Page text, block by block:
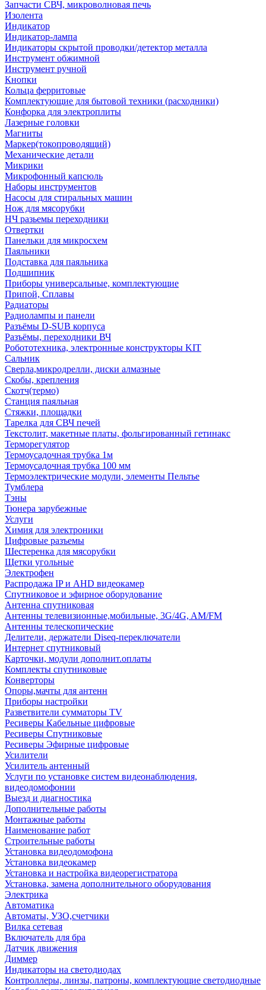
Запчасти СВЧ, микроволновая печь
Изолента
Индикатор
Индикатор-лампа
Индикаторы скрытой проводки/детектор металла
Инструмент обжимной
Инструмент ручной
Кнопки
Кольца ферритовые
Комплектующие для бытовой техники (расходники)
Конфорка для электроплиты
Лазерные головки
Магниты
Маркер(токопроводящий)
Механические детали
Микрики
Микрофонный капсюль
Наборы инструментов
Насосы для стиральных машин
Нож для мясорубки
НЧ разьемы переходники
Отвертки
Панельки для микросхем
Паяльники
Подставка для паяльника
Подшипник
Приборы универсальные, комплектующие
Припой, Сплавы
Радиаторы
Радиолампы и панели
Разъёмы D-SUB корпуса
Разъёмы, переходники ВЧ
Робототехника, электронные конструкторы KIT
Сальник
Сверла,микродрелли, диски алмазные
Скобы, крепления
Скотч(термо)
Станция паяльная
Стяжки, площадки
Тарелка для СВЧ печей
Текстолит, макетные платы, фольгированный гетинакс
Терморегулятор
Термоусадочная трубка 1м
Термоусадочная трубка 100 мм
Термоэлектрические модули, элементы Пельтье
Тумблера
Тэны
Тюнера зарубежные
Услуги
Химия для электроники
Цифровые разъемы
Шестеренка для мясорубки
Щетки угольные
Электрофен
Распродажа IP и AHD видеокамер
Спутниковое и эфирное оборудование
Антенна спутниковая
Антенны телевизионные,мобильные, 3G/4G, AM/FM
Антенны телескопические
Делители, держатели Diseq-переключатели
Интернет спутниковый
Карточки, модули дополнит.оплаты
Комплекты спутниковые
Конверторы
Опоры,мачты для антенн
Приборы настройки
Разветвители сумматоры TV
Ресиверы Кабельные цифровые
Ресиверы Спутниковые
Ресиверы Эфирные цифровые
Усилители
Усилитель антенный
Услуги по установке систем видеонаблюдения,
видеодомофонии
Выезд и диагностика
Дополнительные работы
Монтажные работы
Наименование работ
Строительные работы
Установка видеодомофона
Установка видеокамер
Установка и настройка видеорегистратора
Установка, замена дополнительного оборудования
Электрика
Автоматика
Автоматы, УЗО,счетчики
Вилка сетевая
Включатель для бра
Датчик движения
Диммер
Индикаторы на светодиодах
Контроллеры, линзы, патроны, комплектующие светодиодные